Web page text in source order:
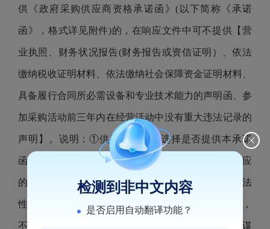
供《政府采购供应商资格承诺函》(以下简称《承诺
函》，格式详见附件)的，在响应文件中可不提供【营
业执照、财务状况报告(财务报告或资信证明）、依法
缴纳税收证明材料、依法缴纳社会保障资金证明材料、
具备履行合同所必需设备和专业技术能力的声明函、参
加采购活动前三年内在经营活动中没有重大违法记录的
声明】。说明：①供应商可自行选择是否提供本承诺
函，若不提供本承诺函的， 应按磋商文件要求提供相应
的证明材料。②供应商应对其承诺内容的真实性、合法
性、有效性负责。③供应商应当 遵循诚实守信的原则，
不得作出虚假承诺，承诺不实的，属于提供虚假材料谋
检测到非中文内容
是否启用自动翻译功能？